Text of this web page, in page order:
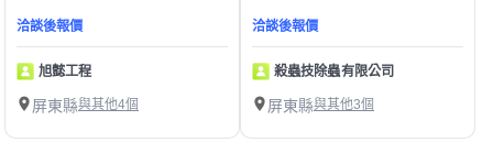
洽談後報價
旭懿工程
屏東縣與其他4個
洽談後報價
殺蟲技除蟲有限公司
屏東縣與其他3個